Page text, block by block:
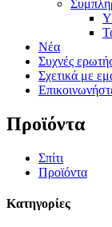
Νέα
Συχνές
Σχετικά με
Προϊόντα
Σπίτι
Προϊόντα
Κατηγορίες